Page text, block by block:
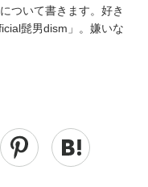
ついて書きます。好き
髭男dism」。嫌いな